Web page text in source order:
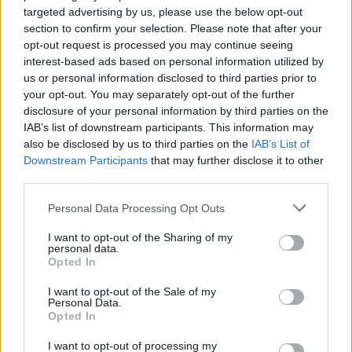
targeted advertising by us, please use the below opt-out
section to confirm your selection. Please note that after your
opt-out request is processed you may continue seeing
interest-based ads based on personal information utilized by
us or personal information disclosed to third parties prior to
your opt-out. You may separately opt-out of the further
disclosure of your personal information by third parties on the
IAB’s list of downstream participants. This information may
also be disclosed by us to third parties on the IAB’s List of
Downstream Participants that may further disclose it to other
Personal Data Processing Opt Outs
I want to opt-out of the Sharing of my
personal data.
Opted In
I want to opt-out of the Sale of my
Personal Data.
Opted In
I want to opt-out of processing my
20-vjeçarit Kristjan Sterjo,
akuzohet për vrasjen e
Joan Zukos
tregojnë momentet e
tmerrit: Flakët i kemi
mbajtur vetë nën kontroll,
zjarrfikësja fiku vetëm
vatrat e vogla (VIDEO)
Vrasja e 20-vjeçarit në
i të dashurës nga viktima
Aksident në Peru/
përplasjen midis furgonit
Zjarr masiv mes Andon
Zjarri i përmasave të